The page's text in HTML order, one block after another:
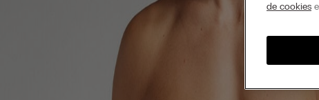
de cookies